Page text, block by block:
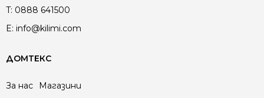
T: 0888 641500
E: info@kilimi.com
ДОМТЕКС
За нас Магазини